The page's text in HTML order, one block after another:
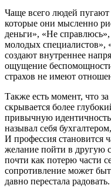
Чаще всего людей
которые они мысленно
деньги», «Не
молодых специалистов»,
создают внутреннее
ощущение
страхов не имеют
Также есть момент, что
скрывается более
привычную
называл себя
И профессия становится
желание пойти в другую
почти как потерю части
сопротивление может
давно перестала радовать.